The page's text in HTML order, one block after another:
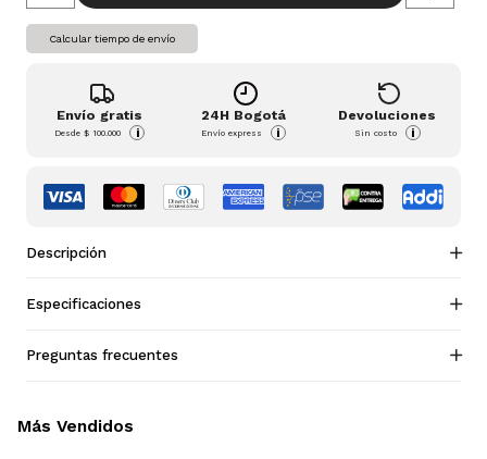
Calcular tiempo de envío
Envío gratis
Desde$ 100.000 i
24H Bogotá
Envío express i
Devoluciones
Sin costo i
Descripción
Especificaciones
Preguntas frecuentes
Más Vendidos